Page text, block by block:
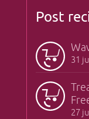
Post
31
27